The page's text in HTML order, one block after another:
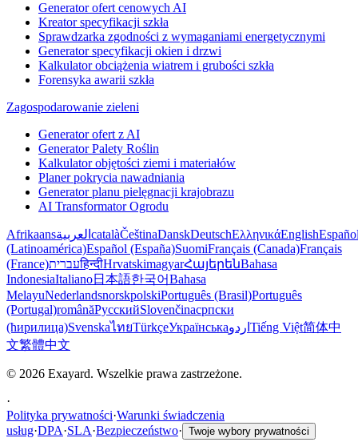
Generator ofert cenowych AI
Kreator specyfikacji szkła
Sprawdzarka zgodności z wymaganiami energetycznymi
Generator specyfikacji okien i drzwi
Kalkulator obciążenia wiatrem i grubości szkła
Forensyka awarii szkła
Zagospodarowanie zieleni
Generator ofert z AI
Generator Palety Roślin
Kalkulator objętości ziemi i materiałów
Planer pokrycia nawadniania
Generator planu pielęgnacji krajobrazu
AI Transformator Ogrodu
Afrikaansالعربية catalàČeštinaDanskDeutschΕλληνικάEnglish
(Latinoamérica)Español (España)SuomiFrançais (Canada)Français
(France)עבריתहिन्दीHrvatskimagyarՀայերենBahasa
IndonesiaItaliano日本語한국어Bahasa
MelayuNederlandsnorskpolskiPortuguês (Brasil)Português
(Portugal)românăРусскийSlovenčinaсрпски
(ћирилица)SvenskaไทยTürkçeУкраїнськаاردو Tiếng Việt简体中
文繁體中文
© 2026 Exayard. Wszelkie prawa zastrzeżone.
·
Polityka prywatności·Warunki świadczenia
usług·DPA·SLA·Bezpieczeństwo· Twoje wybory prywatności